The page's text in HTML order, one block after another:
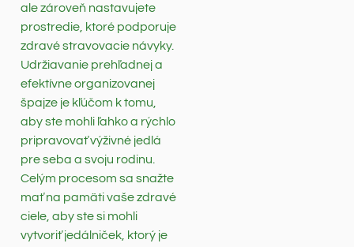
ale zároveň nastavujete
prostredie, ktoré podporuje
zdravé stravovacie návyky.
Udržiavanie prehľadnej a
efektívne organizovanej
špajze je kľúčom k tomu,
aby ste mohli ľahko a rýchlo
pripravovať výživné jedlá
pre seba a svoju rodinu.
Celým procesom sa snažte
mať na pamäti vaše zdravé
ciele, aby ste si mohli
vytvoriť jedálniček, ktorý je